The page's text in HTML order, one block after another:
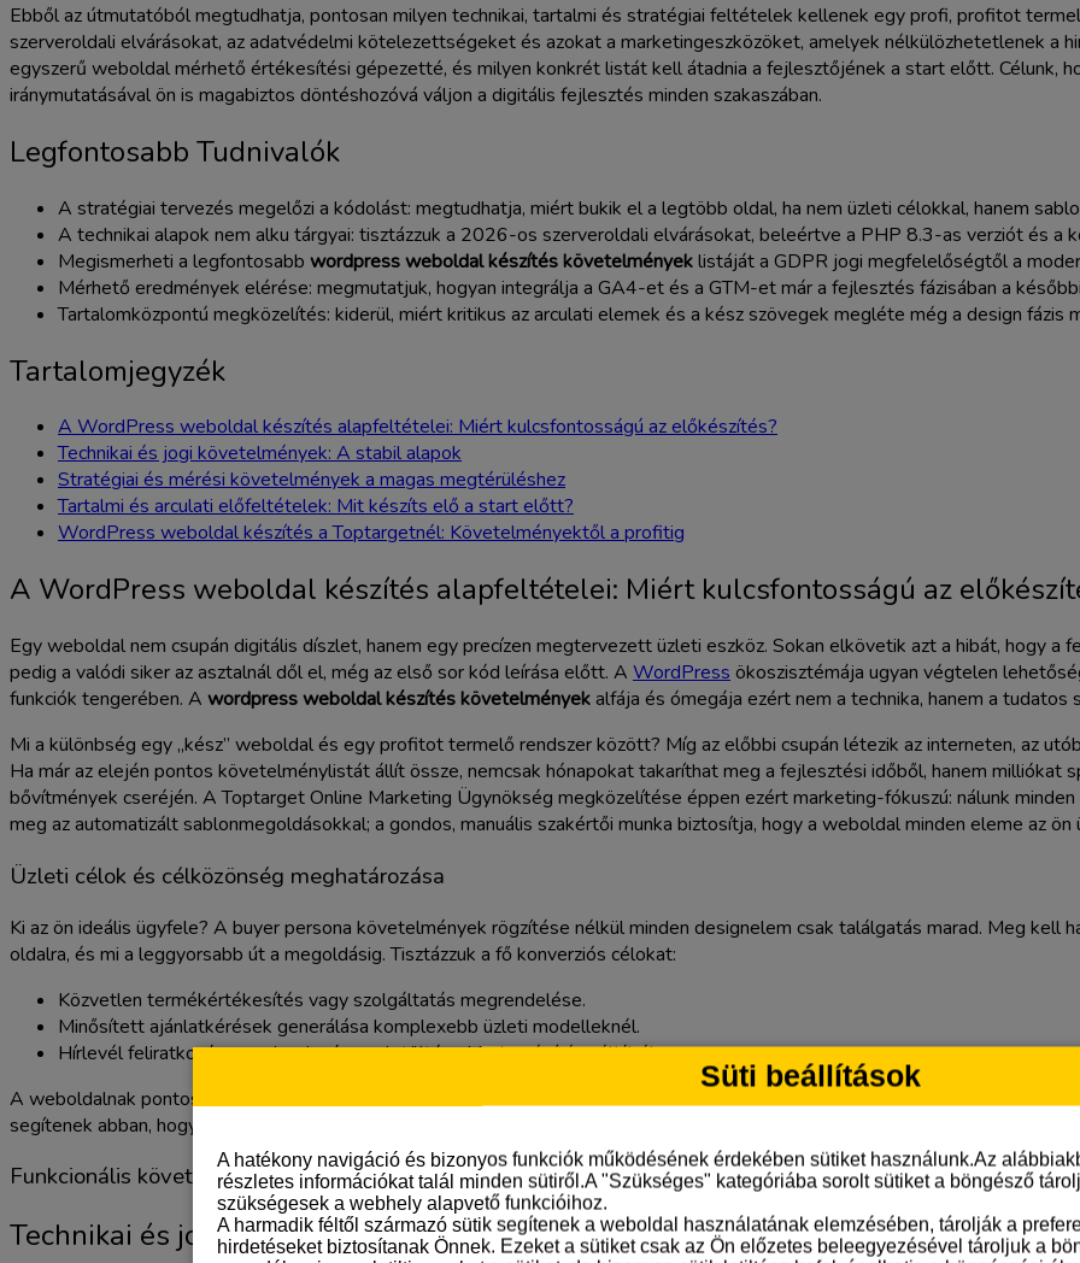
Süti beállítások
A hatékony navigáció és bizonyos funkciók működésének érdekében sütiket használunk.Az
részletes információkat talál minden sütiről.A "Szükséges" kategóriába sorolt sütiket a böngésző
szükségesek a webhely alapvető funkcióihoz.
A harmadik féltől származó sütik segítenek a weboldal használatának elemzésében, tárolják a
hirdetéseket biztosítanak Önnek. Ezeket a sütiket csak az Ön előzetes beleegyezésével tároljuk a
Ebből az útmutatóból megtudhatja, pontosan milyen technikai, tartalmi és stratégiai feltételek kellenek egy profi, profitot
szerveroldali elvárásokat, az adatvédelmi kötelezettségeket és azokat a marketingeszközöket, amelyek nélkülözhetetlenek a
egyszerű weboldal mérhető értékesítési gépezetté, és milyen konkrét listát kell átadnia a fejlesztőjének a start előtt. Célunk,
iránymutatásával ön is magabiztos döntéshozóvá váljon a digitális fejlesztés minden szakaszában.
Legfontosabb Tudnivalók
A stratégiai tervezés megelőzi a kódolást: megtudhatja, miért bukik el a legtöbb oldal, ha nem üzleti célokkal, hanem
A technikai alapok nem alku tárgyai: tisztázzuk a 2026-os szerveroldali elvárásokat, beleértve a PHP 8.3-as verziót és a
Megismerheti a legfontosabb wordpress weboldal készítés követelményeklistáját a GDPR jogi megfelelőségtől a
Mérhető eredmények elérése: megmutatjuk, hogyan integrálja a GA4-et és a GTM-et már a fejlesztés fázisában a
Tartalomközpontú megközelítés: kiderül, miért kritikus az arculati elemek és a kész szövegek megléte még a design fázis
Tartalomjegyzék
A WordPress weboldal készítés alapfeltételei: Miért kulcsfontosságú az előkészítés?
Technikai és jogi követelmények: A stabil alapok
Stratégiai és mérési követelmények a magas megtérüléshez
Tartalmi és arculati előfeltételek: Mit készíts elő a start előtt?
WordPress weboldal készítés a Toptargetnél: Követelményektől a profitig
A WordPress weboldal készítés alapfeltételei: Miért kulcsfontosságú az
Egy weboldal nem csupán digitális díszlet, hanem egy precízen megtervezett üzleti eszköz. Sokan elkövetik azt a hibát, hogy
pedig a valódi siker az asztalnál dől el, még az első sor kód leírása előtt. A WordPress ökoszisztémája ugyan végtelen
funkciók tengerében. A wordpress weboldal készítés követelményekalfája és ómegája ezért nem a technika, hanem a tudatos
Mi a különbség egy „kész” weboldal és egy profitot termelő rendszer között? Míg az előbbi csupán létezik az interneten, az
Ha már az elején pontos követelménylistát állít össze, nemcsak hónapokat takaríthat meg a fejlesztési időből, hanem
bővítmények cseréjén. A Toptarget Online Marketing Ügynökség megközelítése éppen ezért marketing-fókuszú: nálunk
meg az automatizált sablonmegoldásokkal; a gondos, manuális szakértői munka biztosítja, hogy a weboldal minden eleme az
Üzleti célok és célközönség meghatározása
Ki az ön ideális ügyfele? A buyer persona követelmények rögzítése nélkül minden designelem csak találgatás marad. Meg kell
oldalra, és mi a leggyorsabb út a megoldásig. Tisztázzuk a fő konverziós célokat:
Közvetlen termékértékesítés vagy szolgáltatás megrendelése.
Minősített ajánlatkérések generálása komplexebb üzleti modelleknél.
Hírlevél feliratkozás vagy lead mágnes letöltése bizalomépítés céljából.
A weboldalnak pontosan illeszkednie kell az értékesítési tölcsérbe, különben a hirdetésekre költött forintok soha nem
segítenek abban, hogy a struktúra ne csak szép, hanem eredményorientált is legyen.
Funkcionális követelmények listázása
Technikai és jogi követelmények: A stabil alapok